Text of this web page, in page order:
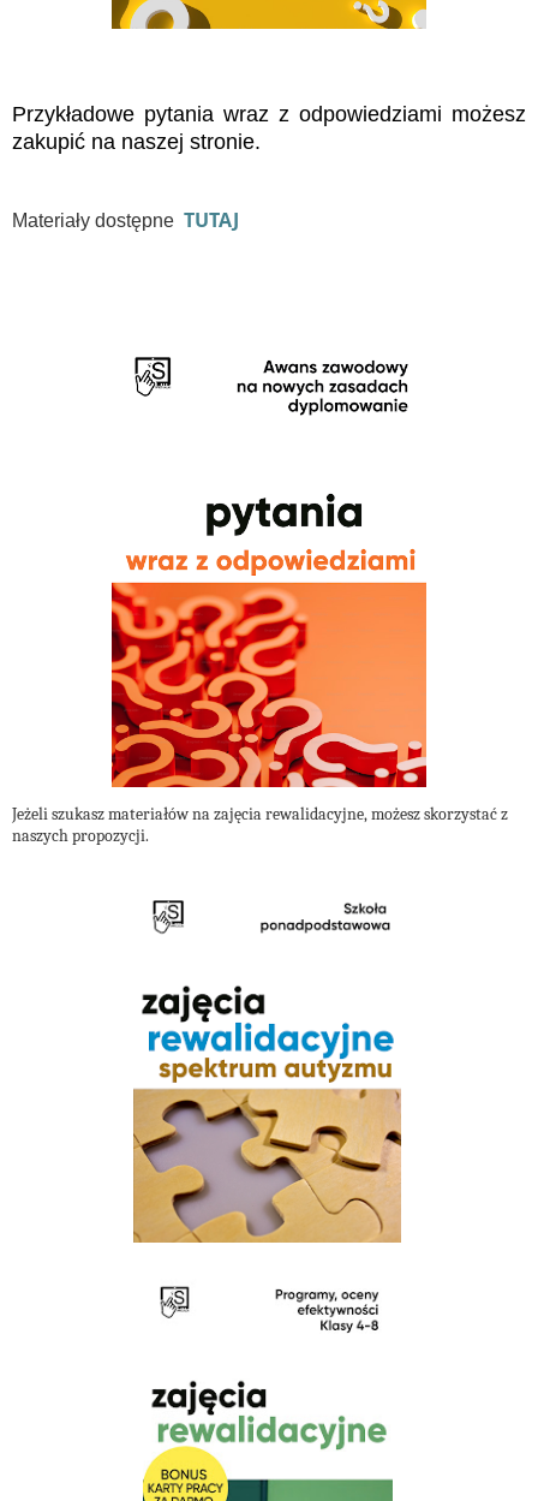
Przykładowe pytania wraz z odpowiedziami możesz
zakupić na naszej stronie.
Materiały dostępne TUTAJ
Jeżeli szukasz materiałów na zajęcia rewalidacyjne, możesz skorzystać z
naszych propozycji.